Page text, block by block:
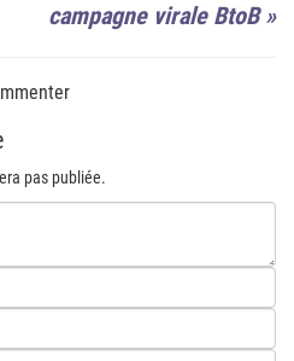
campagne virale BtoB»
pas publiée.